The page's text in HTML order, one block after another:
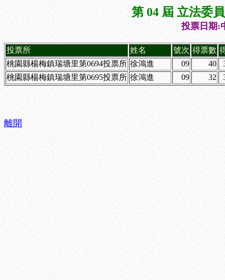
第 04 屆 立法委
投票日期:
投票所 姓名 號次 得票數
桃園縣楊梅鎮瑞塘里第0694投票所 徐鴻進 09 40
桃園縣楊梅鎮瑞塘里第0695投票所 徐鴻進 09 32
離開